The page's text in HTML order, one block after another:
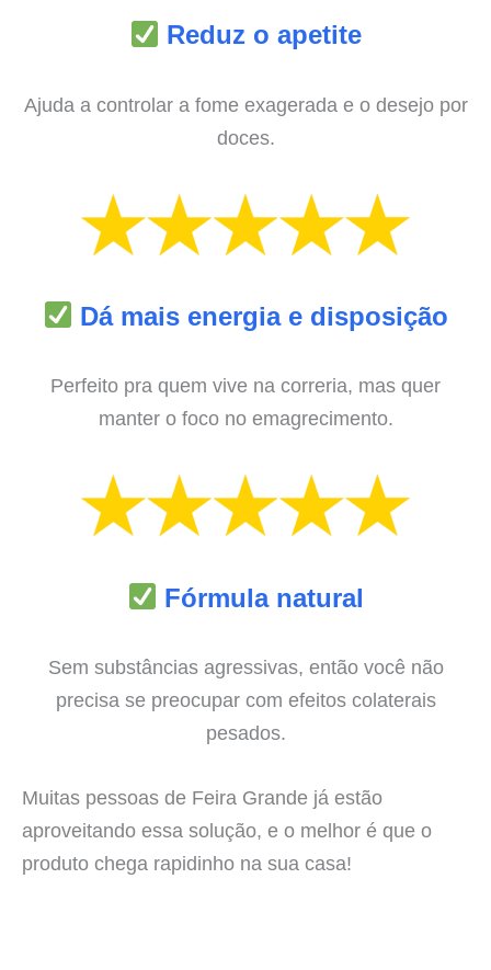
Reduz o apetite
Ajuda a controlar a fome exagerada e o desejo por
doces.
Dá mais energia e disposição
Perfeito pra quem vive na correria, mas quer
manter o foco no emagrecimento.
Fórmula natural
Sem substâncias agressivas, então você não
precisa se preocupar com efeitos colaterais
pesados.
Muitas pessoas de Feira Grande já estão
aproveitando essa solução, e o melhor é que o
produto chega rapidinho na sua casa!